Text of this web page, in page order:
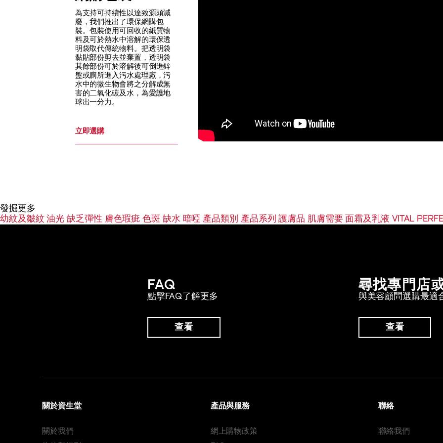
為支持可持續性以達致源頭減
廢，我們推出了環保網購包
裝。包裝使用可回收的紙質物
料及可於熱水中溶解的環保透
明袋取代傳統物料。把透明袋
黏貼部份剪去並棄置，透明袋
其餘部份可於溶解後可倒進鋅
盤或廁所進入污水處理廠，污
水中的微生物會將之分解成無
害的二氧化碳及水，為愛護地
球出一分力。
立即選購
發掘更多
幼紋及皺紋 油光 缺乏彈性 膚色瑕疵 色斑 缺水 暗啞 產品類別 產品系列 護膚品 肌膚需要 面霜及乳液 VITAL
FAQ
點擊FAQ了解更多
查看
尋找專門店
與美容顧問選購最適
查看
關於資生堂
關於我們
產品與服務
網上購物政策
聯絡
聯絡我們